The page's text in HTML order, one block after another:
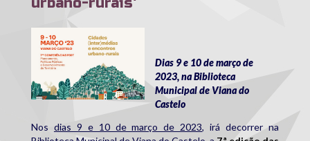
p3dt.jpg
Dias 9 e 10 de março de
2023, na Biblioteca
Municipal de Viana do
Castelo
Nos dias 9 e 10 de março de 2023, irá decorrer na